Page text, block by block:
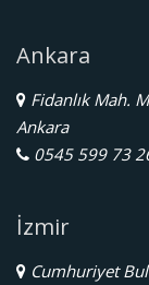
Ankara
Fidanlık Mah.
Ankara
0545 599 73
İzmir
Cumhuriyet